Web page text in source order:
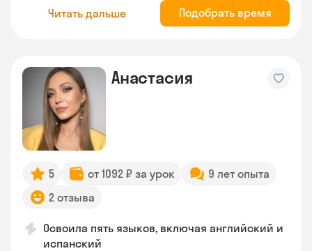
Читать дальше Подобрать время
Анастасия
5 от 1092 ₽ за урок
9 лет опыта
2 отзыва
Освоила пять языков, включая английский и
испанский